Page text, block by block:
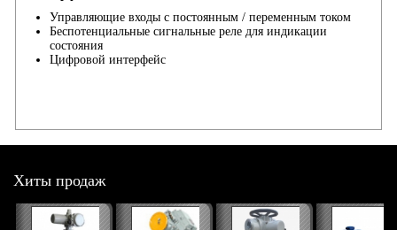
Управляющие входы с постоянным / переменным током
Беспотенциальные сигнальные реле для индикации
состояния
Цифровой интерфейс
Хиты продаж